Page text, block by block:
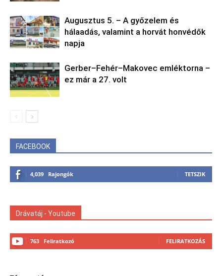
Augusztus 5. – A győzelem és
hálaadás, valamint a horvát honvédők
napja
Gerber–Fehér–Makovec emléktorna –
ez már a 27. volt
FACEBOOK
4,039 Rajongók TETSZIK
Drávatáj - Youtube
763 Feliratkozó FELIRATKOZÁS